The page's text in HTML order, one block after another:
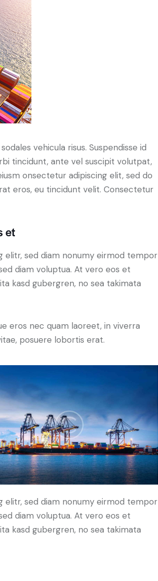
vehicula risus. Suspendisse id
tincidunt, ante vel suscipit volutpat,
onsectetur adipiscing elit, sed do
eros, eu tincidunt velit. Consectetur
et
elitr, sed diam nonumy eirmod tempor
diam voluptua. At vero eos et
kasd gubergren, no sea takimata
eros nec quam laoreet, in viverra
posuere lobortis erat.
elitr, sed diam nonumy eirmod tempor
diam voluptua. At vero eos et
kasd gubergren, no sea takimata